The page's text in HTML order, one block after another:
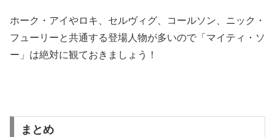
ホーク・アイやロキ、セルヴィグ、コールソン、ニック・
フューリーと共通する登場人物が多いので「マイティ・ソ
ー」は絶対に観ておきましょう！
まとめ